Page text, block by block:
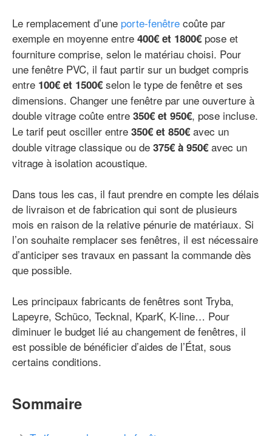
Le remplacement d’une porte-fenêtre coûte par
exemple en moyenne entre 400€ et 1800€ pose et
fourniture comprise, selon le matériau choisi. Pour
une fenêtre PVC, il faut partir sur un budget compris
entre 100€ et 1500€ selon le type de fenêtre et ses
dimensions. Changer une fenêtre par une ouverture à
double vitrage coûte entre 350€ et 950€, pose incluse.
Le tarif peut osciller entre 350€ et 850€ avec un
double vitrage classique ou de 375€ à 950€ avec un
vitrage à isolation acoustique.
Dans tous les cas, il faut prendre en compte les délais
de livraison et de fabrication qui sont de plusieurs
mois en raison de la relative pénurie de matériaux. Si
l’on souhaite remplacer ses fenêtres, il est nécessaire
d’anticiper ses travaux en passant la commande dès
que possible.
Les principaux fabricants de fenêtres sont Tryba,
Lapeyre, Schüco, Tecknal, KparK, K-line… Pour
diminuer le budget lié au changement de fenêtres, il
est possible de bénéficier d’aides de l’État, sous
certains conditions.
Sommaire